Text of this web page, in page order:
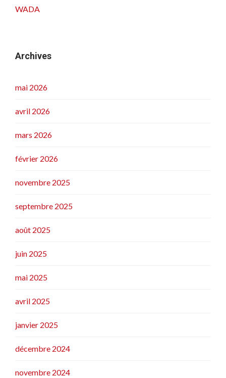
WADA
Archives
mai 2026
avril 2026
mars 2026
février 2026
novembre 2025
septembre 2025
août 2025
juin 2025
mai 2025
avril 2025
janvier 2025
décembre 2024
novembre 2024